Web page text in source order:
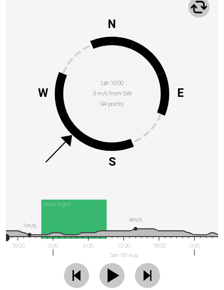
Lør 16:00
3 m/s from SW
94 points
N
E
S
W
Next night
18:00 0:00 6:00
12:00
Søn 09 Aug
18:00 0:00
4m/s
1m/s